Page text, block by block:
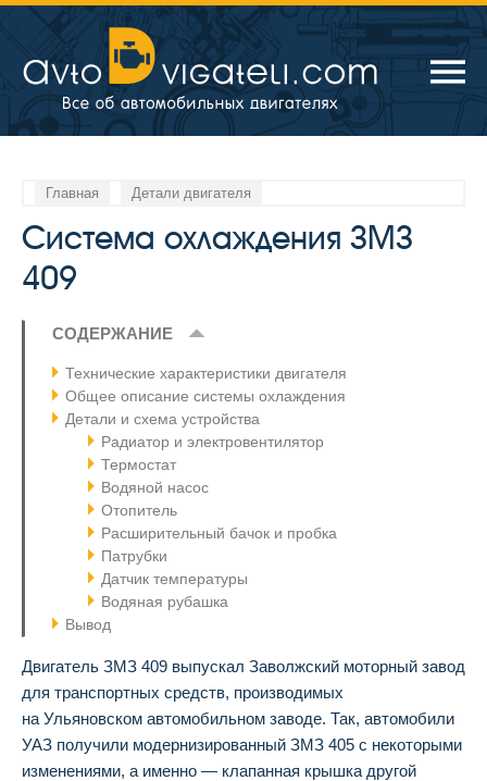
Главная Детали двигателя
Система охлаждения ЗМЗ
409
СОДЕРЖАНИЕ
Технические характеристики двигателя
Общее описание системы охлаждения
Детали и схема устройства
Радиатор и электровентилятор
Термостат
Водяной насос
Отопитель
Расширительный бачок и пробка
Патрубки
Датчик температуры
Водяная рубашка
Вывод
Двигатель ЗМЗ 409 выпускал Заволжский моторный завод
для транспортных средств, производимых
на Ульяновском автомобильном заводе. Так, автомобили
УАЗ получили модернизированный ЗМЗ 405 с некоторыми
изменениями, а именно — клапанная крышка другой